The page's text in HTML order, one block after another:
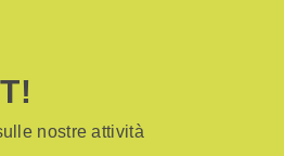
nostre attività